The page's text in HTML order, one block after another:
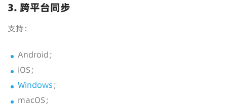
3. 跨平台同步
支持：
Android；
iOS；
Windows；
macOS；